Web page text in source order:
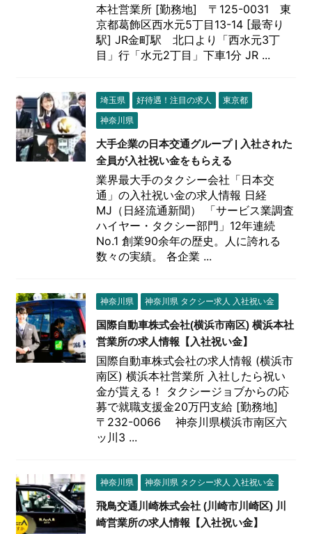
本社営業所 [勤務地] 〒125-0031 東
京都葛飾区西水元5丁目13-14 [最寄り
駅] JR金町駅 北口より「西水元3丁
目」行「水元2丁目」下車1分 JR ...
埼玉県 好待遇！注目の求人
東京都
神奈川県
大手企業の日本交通グループ | 入社された
全員が入社祝い金をもらえる
業界最大手のタクシー会社「日本交
通」の入社祝い金の求人情報 日経
MJ（日経流通新聞） 「サービス業調査
ハイヤー・タクシー部門」12年連続
No.1 創業90余年の歴史。人に誇れる
数々の実績。 各企業 ...
神奈川県 神奈川県 タクシー求人 入社祝い金
国際自動車株式会社(横浜市南区) 横浜本社
営業所の求人情報【入社祝い金】
国際自動車株式会社の求人情報 (横浜市
南区) 横浜本社営業所 入社したら祝い
金が貰える！ タクシージョブからの応
募で就職支援金20万円支給 [勤務地]
〒232-0066 神奈川県横浜市南区六
ッ川3 ...
神奈川県 神奈川県 タクシー求人 入社祝い金
飛鳥交通川崎株式会社 (川崎市川崎区) 川
崎営業所の求人情報【入社祝い金】